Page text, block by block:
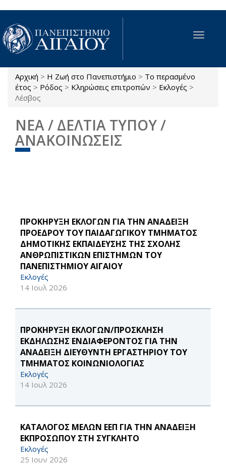
Παράκαμψη προς το κυρίως περιεχόμενο
Toggle
Είστε εδώ
Αρχική > Η Ζωή στο Πανεπιστήμιο > Το περασμένο
έτος > Ρόδος > Κληρώσεις επιτροπών > Εκλογές >
Λέσβος
ΝΕΑ / ΔΕΛΤΙΑ ΤΥΠΟΥ /
ΑΝΑΚΟΙΝΩΣΕΙΣ
ΠΡΟΚΗΡΥΞΗ ΕΚΛΟΓΩΝ ΓΙΑ ΤΗΝ ΑΝΑΔΕΙΞΗ
ΠΡΟΕΔΡΟΥ ΤΟΥ ΠΑΙΔΑΓΩΓΙΚΟΥ ΤΜΗΜΑΤΟΣ
ΔΗΜΟΤΙΚΗΣ ΕΚΠΑΙΔΕΥΣΗΣ ΤΗΣ ΣΧΟΛΗΣ
ΑΝΘΡΩΠΙΣΤΙΚΩΝ ΕΠΙΣΤΗΜΩΝ ΤΟΥ
ΠΑΝΕΠΙΣΤΗΜΙΟΥ ΑΙΓΑΙΟΥ
Εκλογές
14 Ιουλ 2026
ΠΡΟΚΗΡΥΞΗ ΕΚΛΟΓΩΝ/ΠΡΟΣΚΛΗΣΗ
ΕΚΔΗΛΩΣΗΣ ΕΝΔΙΑΦΕΡΟΝΤΟΣ ΓΙΑ ΤΗΝ
ΑΝΑΔΕΙΞΗ ΔΙΕΥΘΥΝΤΗ ΕΡΓΑΣΤΗΡΙΟΥ ΤΟΥ
ΤΜΗΜΑΤΟΣ ΚΟΙΝΩΝΙΟΛΟΓΙΑΣ
Εκλογές
14 Ιουλ 2026
ΚΑΤΑΛΟΓΟΣ ΜΕΛΩΝ ΕΕΠ ΓΙΑ ΤΗΝ ΑΝΑΔΕΙΞΗ
ΕΚΠΡΟΣΩΠΟΥ ΣΤΗ ΣΥΓΚΛΗΤΟ
Εκλογές
25 Ιουν 2026